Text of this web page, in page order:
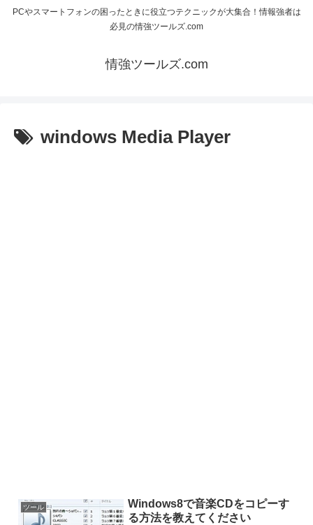
PCやスマートフォンの困ったときに役立つテクニックが大集合！情報強者は
必見の情強ツールズ.com
情強ツールズ.com
windows Media Player
ツール
Windows8で音楽CDをコピーす
る方法を教えてください